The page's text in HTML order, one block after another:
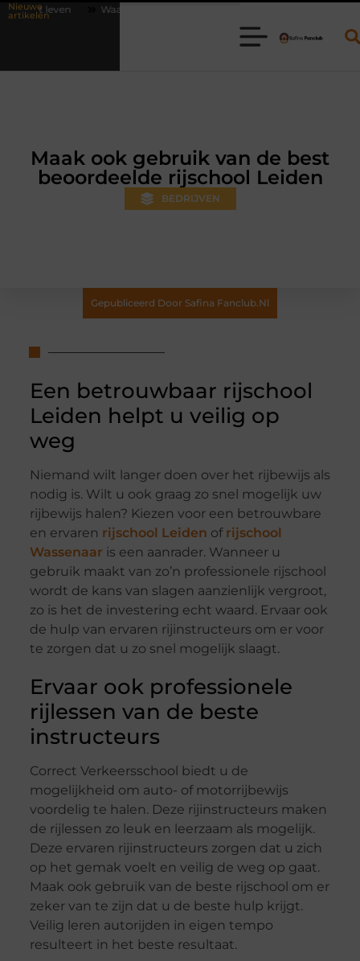
Nieuwe
artikelenonline vlees bestellen steeds gewoner wordt
Maak ook gebruik van de best
beoordeelde rijschool Leiden
BEDRIJVEN
Gepubliceerd Door Safina Fanclub.nl
Een betrouwbaar rijschool
Leiden helpt u veilig op
weg
Niemand wilt langer doen over het rijbewijs als
nodig is. Wilt u ook graag zo snel mogelijk uw
rijbewijs halen? Kiezen voor een betrouwbare
en ervaren rijschool Leiden of rijschool
Wassenaar is een aanrader. Wanneer u
gebruik maakt van zo’n professionele rijschool
wordt de kans van slagen aanzienlijk vergroot,
zo is het de investering echt waard. Ervaar ook
de hulp van ervaren rijinstructeurs om er voor
te zorgen dat u zo snel mogelijk slaagt.
Ervaar ook professionele
rijlessen van de beste
instructeurs
Correct Verkeersschool biedt u de
mogelijkheid om auto- of motorrijbewijs
voordelig te halen. Deze rijinstructeurs maken
de rijlessen zo leuk en leerzaam als mogelijk.
Deze ervaren rijinstructeurs zorgen dat u zich
op het gemak voelt en veilig de weg op gaat.
Maak ook gebruik van de beste rijschool om er
zeker van te zijn dat u de beste hulp krijgt.
Veilig leren autorijden in eigen tempo
resulteert in het beste resultaat.